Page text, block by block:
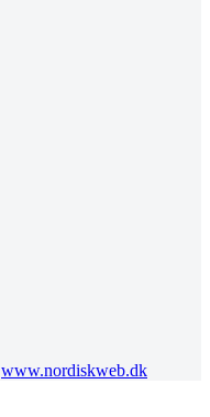
www.nordiskweb.dk